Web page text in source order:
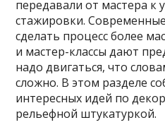
передавали от мастера
стажировки.
сделать процесс более
и мастер-классы дают
надо двигаться, что
сложно. В этом разделе
интересных идей по
рельефной штукатуркой.